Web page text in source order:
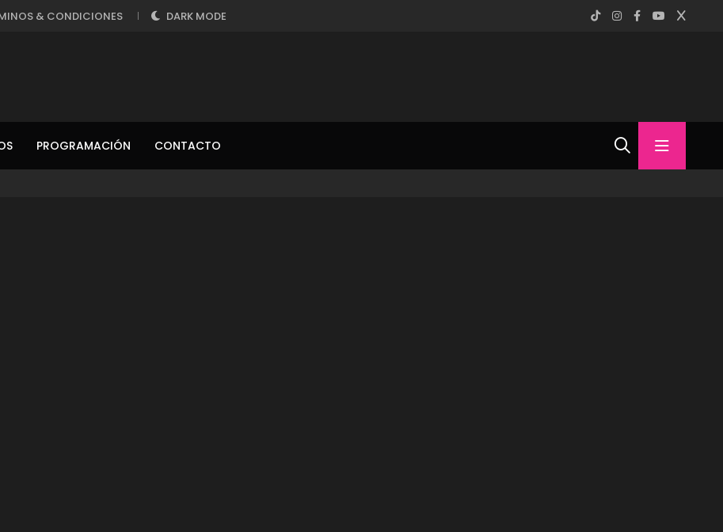
& CONDICIONES DARK MODE
PROGRAMACIÓN CONTACTO